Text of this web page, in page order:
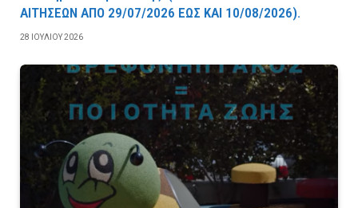
AITHΣEΩN AΠO 29/07/2026 EΩΣ KAI 10/08/2026).
28 ΙΟΥΛΊΟΥ 2026